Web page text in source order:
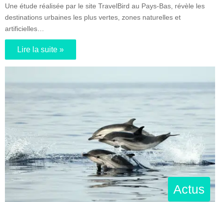
Une étude réalisée par le site TravelBird au Pays-Bas, révèle les
destinations urbaines les plus vertes, zones naturelles et
artificielles…
Lire la suite »
Actus